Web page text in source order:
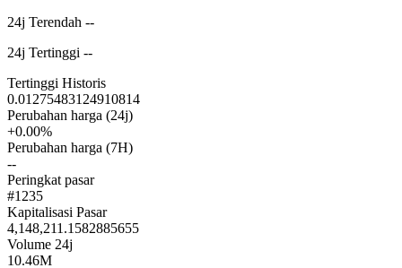
24j Terendah --
24j Tertinggi --
Tertinggi Historis
0.01275483124910814
Perubahan harga (24j)
+0.00%
Perubahan harga (7H)
--
Peringkat pasar
#1235
Kapitalisasi Pasar
4,148,211.1582885655
Volume 24j
10.46M